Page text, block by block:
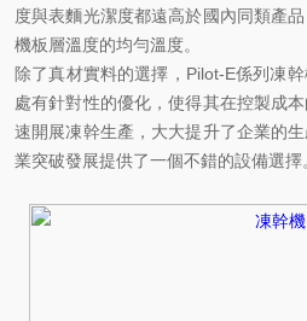
度與表麵光潔度都遠高於國內同類產
機板層溫度的均勻溫度。
除了真材實料的選擇，Pilot-E係列凍
處有針對性的優化，使得其在控製成
速開展凍幹生產，大大提升了企業的
業突破發展提供了一個不錯的設備選擇